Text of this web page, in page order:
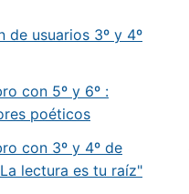
de usuarios 3º y 4º
con 5º y 6º :
poéticos
con 3º y 4º de
lectura es tu raíz"